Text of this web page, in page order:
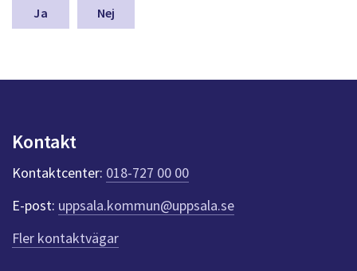
a
n
k
e
r
f
ö
r
Nej
Kontakt
Kontaktcenter: 018-727 00 00
E-post: uppsala.kommun@uppsala.se
Fler kontaktvägar